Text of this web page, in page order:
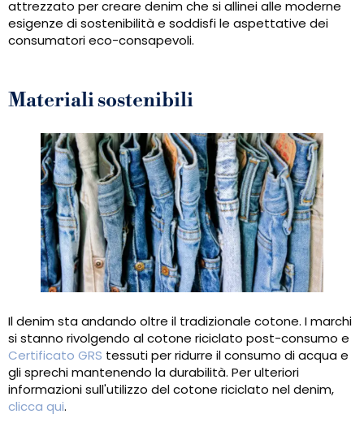
attrezzato per creare denim che si allinei alle moderne
esigenze di sostenibilità e soddisfi le aspettative dei
consumatori eco-consapevoli.
Materiali sostenibili
Il denim sta andando oltre il tradizionale cotone. I marchi
si stanno rivolgendo al cotone riciclato post-consumo e
Certificato GRS tessuti per ridurre il consumo di acqua e
gli sprechi mantenendo la durabilità. Per ulteriori
informazioni sull'utilizzo del cotone riciclato nel denim,
clicca qui.